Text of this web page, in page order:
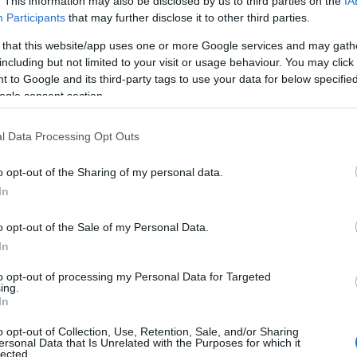
Participants that may further disclose it to other third parties.
that this website/app uses one or more Google services and may
but not limited to your visit or usage behaviour. You may
to Google and its third-party tags to use your data for below
consent section.
Data Processing Opt Outs
opt-out of the Sharing of my personal data.
opt-out of the Sale of my Personal Data.
opt-out of processing my Personal Data for Targeted
opt-out of Collection, Use, Retention, Sale, and/or Sharing
Data that Is Unrelated with the Purposes for which it
Συντακτική
Ομάδα
Flash.gr
κόσμο [Vid]
μετά την